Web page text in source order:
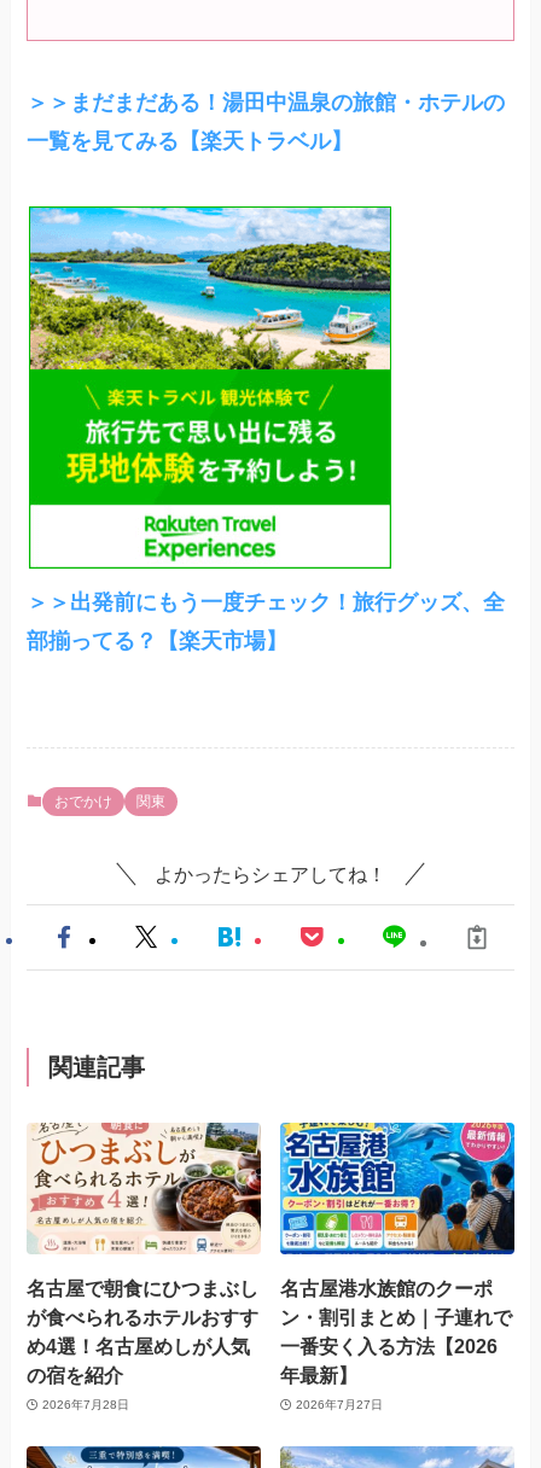
＞＞まだまだある！湯田中温泉の旅館・ホテルの
一覧を見てみる【楽天トラベル】
＞＞出発前にもう一度チェック！旅行グッズ、全
部揃ってる？【楽天市場】
おでかけ 関東
よかったらシェアしてね！
関連記事
名古屋で朝食にひつまぶし
が食べられるホテルおすす
め4選！名古屋めしが人気
の宿を紹介
2026年7月28日
名古屋港水族館のクーポ
ン・割引まとめ｜子連れで
一番安く入る方法【2026
年最新】
2026年7月27日